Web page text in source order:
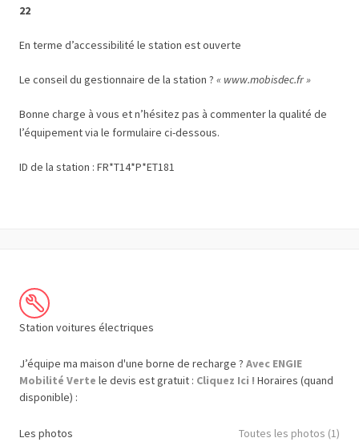
22
En terme d’accessibilité le station est ouverte
Le conseil du gestionnaire de la station ? « www.mobisdec.fr »
Bonne charge à vous et n’hésitez pas à commenter la qualité de
l’équipement via le formulaire ci-dessous.
ID de la station : FR*T14*P*ET181
Station voitures électriques
J’équipe ma maison d'une borne de recharge ? Avec ENGIE
Mobilité Verte le devis est gratuit : Cliquez Ici ! Horaires (quand
disponible) :
Les photos Toutes les photos (1)